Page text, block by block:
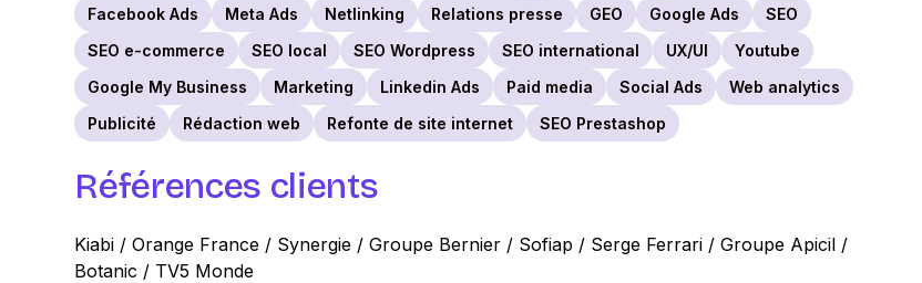
Facebook Ads
Meta Ads Netlinking Relations presse GEO Google Ads
SEO
SEO e-commerce
SEO local SEO Wordpress SEO international UX/UI
Youtube
Google My Business
Marketing Linkedin Ads Paid media Social Ads
Web analytics
Publicité
Rédaction web Refonte de site internet SEO Prestashop
Références clients
Kiabi / Orange France / Synergie / Groupe Bernier / Sofiap / Serge Ferrari / Groupe Apicil /
Botanic / TV5 Monde